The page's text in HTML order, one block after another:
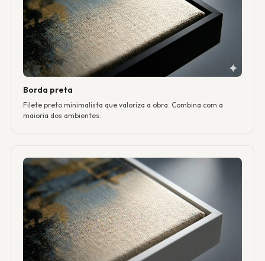
Borda preta
Filete preto minimalista que valoriza a obra. Combina com a
maioria dos ambientes.